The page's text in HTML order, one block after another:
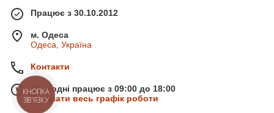
Працює з 30.10.2012
м. Одеса
Одеса, Україна
Контакти
Сьогодні працює з 09:00 до 18:00
Показати весь графік роботи
КНОПКА
ЗВ'ЯЗКУ